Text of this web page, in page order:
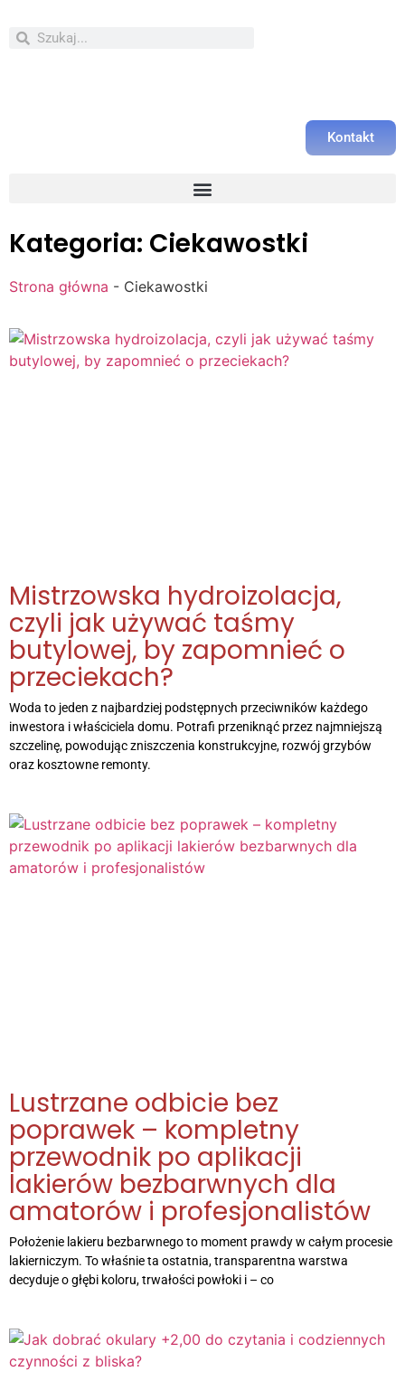
Kontakt
Kategoria: Ciekawostki
Strona główna - Ciekawostki
Mistrzowska hydroizolacja,
czyli jak używać taśmy
butylowej, by zapomnieć o
przeciekach?
Woda to jeden z najbardziej podstępnych przeciwników każdego
inwestora i właściciela domu. Potrafi przeniknąć przez najmniejszą
szczelinę, powodując zniszczenia konstrukcyjne, rozwój grzybów
oraz kosztowne remonty.
Lustrzane odbicie bez
poprawek – kompletny
przewodnik po aplikacji
lakierów bezbarwnych dla
amatorów i profesjonalistów
Położenie lakieru bezbarwnego to moment prawdy w całym procesie
lakierniczym. To właśnie ta ostatnia, transparentna warstwa
decyduje o głębi koloru, trwałości powłoki i – co